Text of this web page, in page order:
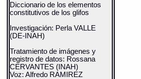
Diccionario de los elementos
constitutivos de los glifos
Investigación: Perla VALLE
(DE-INAH)
Tratamiento de imágenes y
registro de datos: Rossana
CERVANTES (INAH)
Voz: Alfredo RAMIREZ